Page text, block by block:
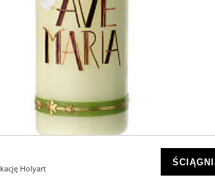
Holyart
czerwono-złote, 230x80 mm